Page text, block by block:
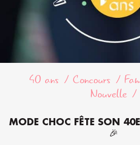
40 ans Concours
Nouvelle
MODE CHOC FÊTE SON
🎉